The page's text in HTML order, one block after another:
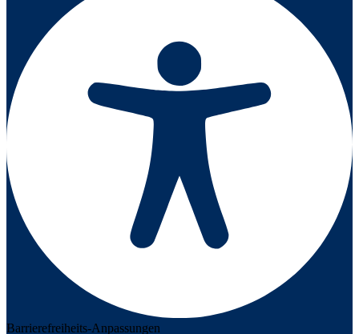
Barrierefreiheits-Anpassungen